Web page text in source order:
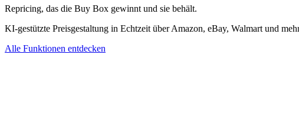
Repricing, das die Buy Box gewinnt und sie behält.
KI-gestützte Preisgestaltung in Echtzeit über Amazon, eBay, Walmart und
Alle Funktionen entdecken